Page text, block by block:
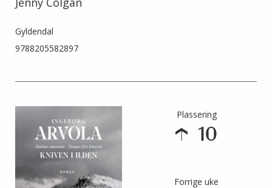
Gyldendal
9788205582897
Plassering
10
Forrige uke